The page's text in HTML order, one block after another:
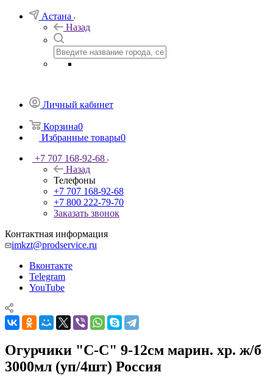
Астана
Назад
Личный кабинет
Корзина0
Избранные товары0
+7 707 168-92-68
Назад
Телефоны
+7 707 168-92-68
+7 800 222-79-70
Заказать звонок
Контактная информация
imkzt@prodservice.ru
Вконтакте
Telegram
YouTube
Огурчики "С-С" 9-12см марин. хр. ж/б
3000мл (уп/4шт) Россия